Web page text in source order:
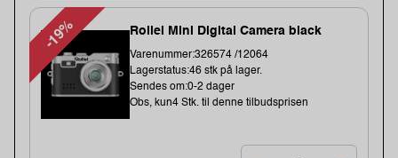
-19% Rollei Mini Digital Camera black
Varenummer:326574 /12064
Lagerstatus:46 stk på lager.
Sendes om:0-2 dager
Obs, kun4 Stk. til denne tilbudsprisen